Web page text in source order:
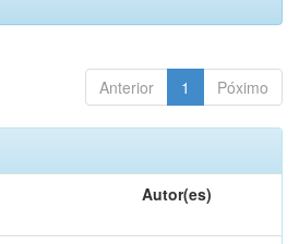
Anterior 1 Póximo
Autor(es)